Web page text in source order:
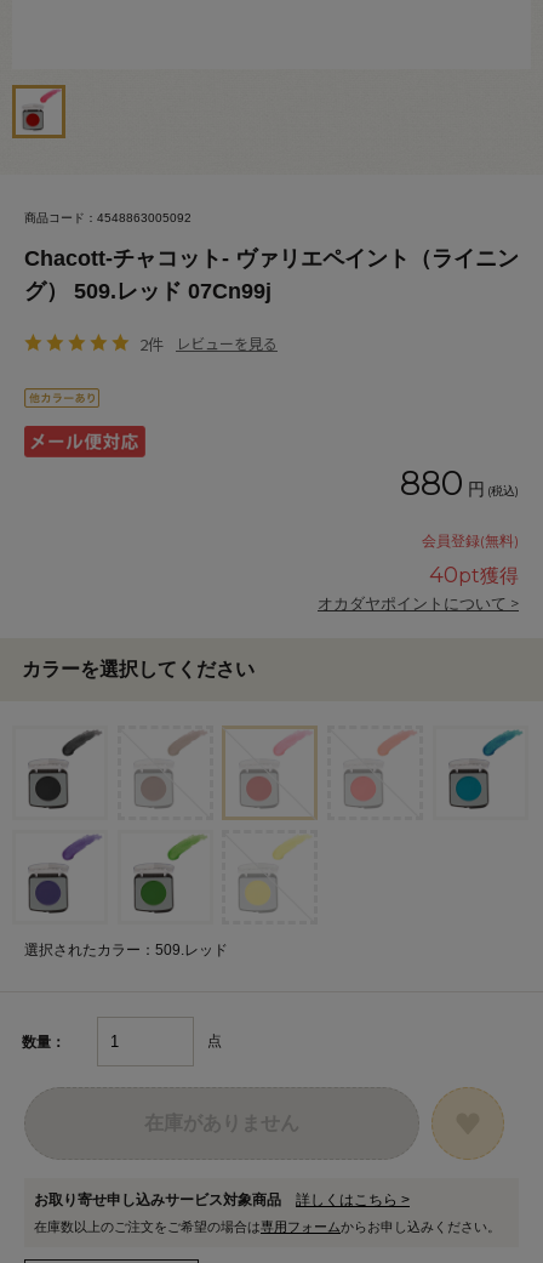
商品コード：4548863005092
Chacott-チャコット- ヴァリエペイント（ライニン
グ） 509.レッド 07Cn99j
2件 レビューを見る
880 円 (税込)
会員登録(無料)
40pt獲得
オカダヤポイントについて >
カラーを選択してください
選択されたカラー：509.レッド
数量： 点
お取り寄せ申し込みサービス対象商品 詳しくはこちら >
在庫数以上のご注文をご希望の場合は専用フォームからお申し込みください。